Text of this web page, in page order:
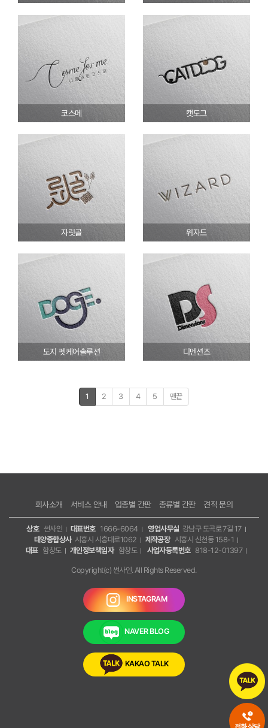
전화 상담
코스메 캣도그
자릿골 위자드
도지 펫케어솔루션 디멘션즈
1 2 3 4 5 맨끝
회사소개 서비스 안내 업종별 간판 종류별 간판 견적 문의
상호 썬사인 대표번호 1666-6064 영업사무실 강남구 도곡로 7길 17
태양종합상사 시흥시 시흥대로1062 제작공장 시흥시 신천동 158-1
대표 함창도 개인정보책임자 함창도 사업자등록번호 818-12-01397
Copyright(c) 썬사인. All Rights Reserved.
INSTAGRAM
NAVER BLOG
KAKAO TALK